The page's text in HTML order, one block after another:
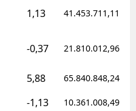
1,13 41.453.711,11
-0,37 21.810.012,96
5,88 65.840.848,24
-1,13 10.361.008,49